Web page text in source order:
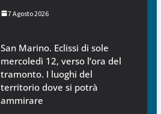
7 Agosto 2026
San Marino. Eclissi di sole
mercoledì 12, verso l’ora del
tramonto. I luoghi del
territorio dove si potrà
ammirare